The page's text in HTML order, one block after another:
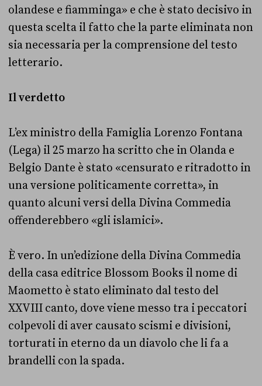
olandese e fiamminga» e che è stato decisivo in
questa scelta il fatto che la parte eliminata non
sia necessaria per la comprensione del testo
letterario.
Il verdetto
L’ex ministro della Famiglia Lorenzo Fontana
(Lega) il 25 marzo ha scritto che in Olanda e
Belgio Dante è stato «censurato e ritradotto in
una versione politicamente corretta», in
quanto alcuni versi della Divina Commedia
offenderebbero «gli islamici».
È vero. In un’edizione della Divina Commedia
della casa editrice Blossom Books il nome di
Maometto è stato eliminato dal testo del
XXVIII canto, dove viene messo tra i peccatori
colpevoli di aver causato scismi e divisioni,
torturati in eterno da un diavolo che li fa a
brandelli con la spada.